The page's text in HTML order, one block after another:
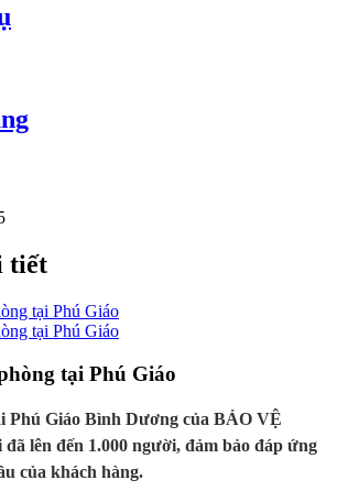
tiết
tại Phú Giáo
Phú Giáo Bình Dương của BẢO VỆ
lên đến 1.000 người, đảm bảo đáp ứng
của khách hàng.